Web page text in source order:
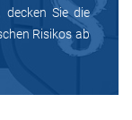
decken Sie die
Risikos ab